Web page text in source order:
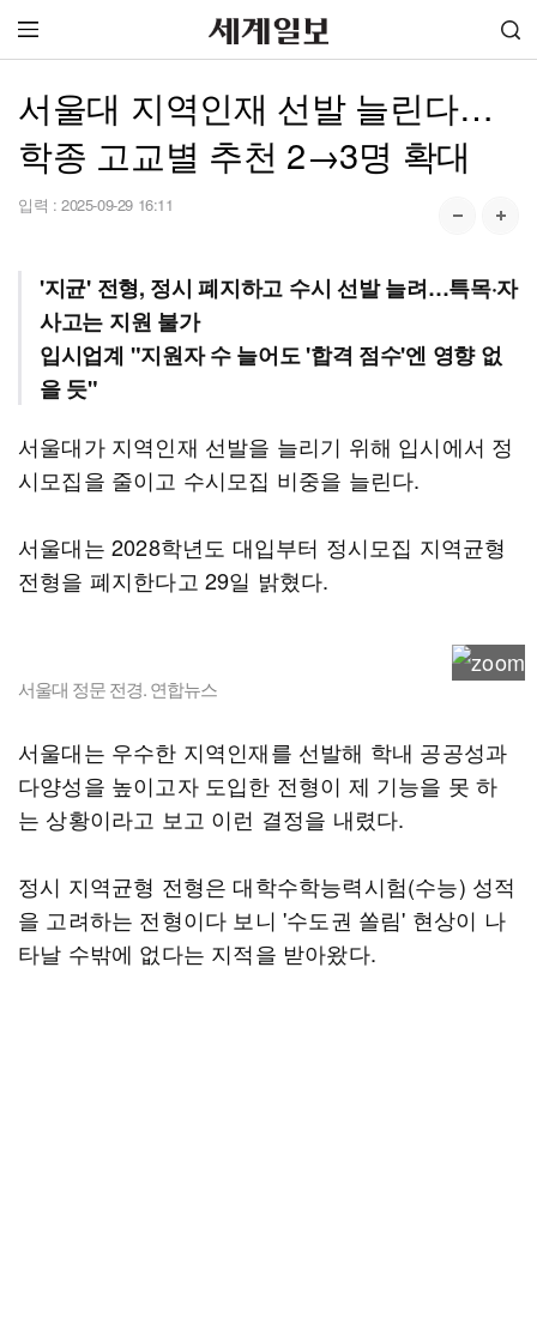
서울대 지역인재 선발 늘린다…
학종 고교별 추천 2→3명 확대
입력 : 2025-09-29 16:11
'지균' 전형, 정시 폐지하고 수시 선발 늘려…특목·자
사고는 지원 불가
입시업계 "지원자 수 늘어도 '합격 점수'엔 영향 없
을 듯"
서울대가 지역인재 선발을 늘리기 위해 입시에서 정
시모집을 줄이고 수시모집 비중을 늘린다.
서울대는 2028학년도 대입부터 정시모집 지역균형
전형을 폐지한다고 29일 밝혔다.
서울대 정문 전경. 연합뉴스
서울대는 우수한 지역인재를 선발해 학내 공공성과
다양성을 높이고자 도입한 전형이 제 기능을 못 하
는 상황이라고 보고 이런 결정을 내렸다.
정시 지역균형 전형은 대학수학능력시험(수능) 성적
을 고려하는 전형이다 보니 '수도권 쏠림' 현상이 나
타날 수밖에 없다는 지적을 받아왔다.